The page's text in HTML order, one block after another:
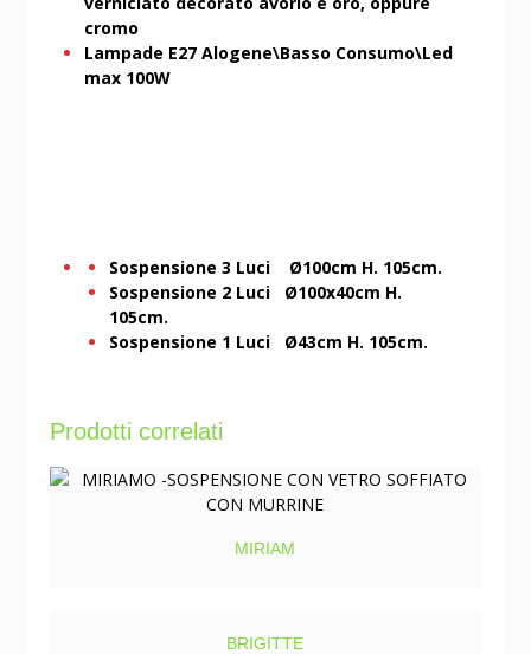
cromo
Lampade E27 Alogene\Basso Consumo\Led
max 100W
Sospensione 3 Luci Ø100cm H. 105cm.
Sospensione 2 Luci Ø100x40cm H.
105cm.
Sospensione 1 Luci Ø43cm H. 105cm.
Prodotti correlati
MIRIAM
BRIGITTE